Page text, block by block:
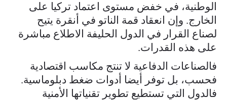
الوطنية، في خفض مستوى اعتماد تركيا على
الخارج. وإن انعقاد قمة الناتو في أنقرة يتيح
لصناع القرار في الدول الحليفة الاطلاع مباشرة
على هذه القدرات.
فالصناعات الدفاعية لا تنتج مكاسب اقتصادية
فحسب، بل توفر أيضا أدوات ضغط دبلوماسية.
فالدول التي تستطيع تطوير تقنياتها الأمنية